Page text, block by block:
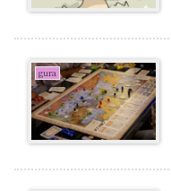
gura